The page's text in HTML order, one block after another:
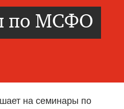
по МСФО
на семинары по